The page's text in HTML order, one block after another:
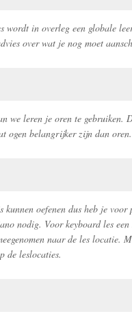
wordt in overleg een globale
over wat je nog moet
we leren je oren te gebruiken.
ogen belangrijker zijn dan
kunnen oefenen dus heb je
nodig. Voor keyboard les
naar de les locatie.
de leslocaties.